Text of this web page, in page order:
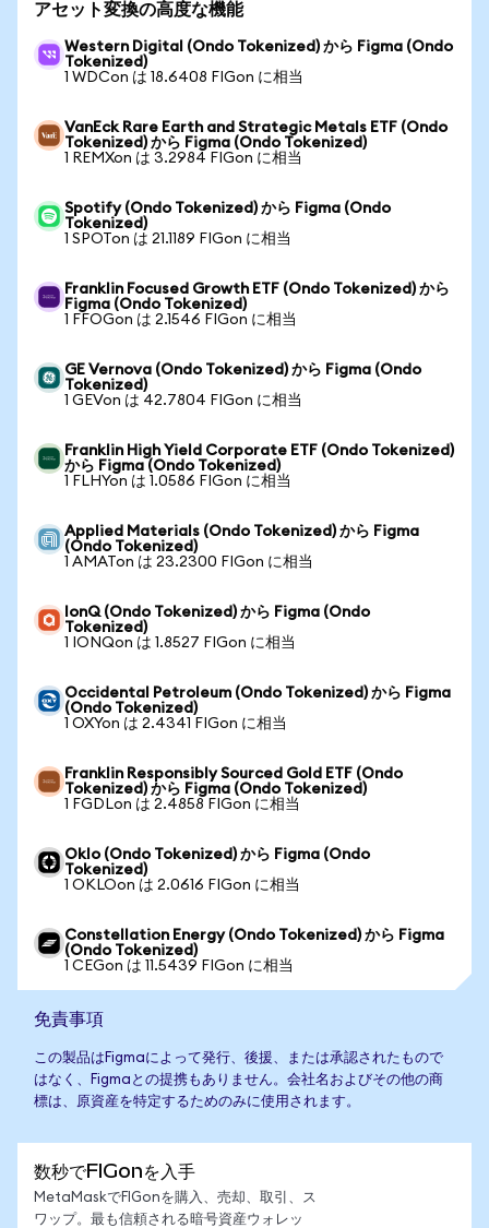
アセット変換の高度な機能
Western Digital (Ondo Tokenized) から Figma (Ondo
Tokenized)
1 WDCon は 18.6408 FIGon に相当
VanEck Rare Earth and Strategic Metals ETF (Ondo
Tokenized) から Figma (Ondo Tokenized)
1 REMXon は 3.2984 FIGon に相当
Spotify (Ondo Tokenized) から Figma (Ondo
Tokenized)
1 SPOTon は 21.1189 FIGon に相当
Franklin Focused Growth ETF (Ondo Tokenized) から
Figma (Ondo Tokenized)
1 FFOGon は 2.1546 FIGon に相当
GE Vernova (Ondo Tokenized) から Figma (Ondo
Tokenized)
1 GEVon は 42.7804 FIGon に相当
Franklin High Yield Corporate ETF (Ondo Tokenized)
から Figma (Ondo Tokenized)
1 FLHYon は 1.0586 FIGon に相当
Applied Materials (Ondo Tokenized) から Figma
(Ondo Tokenized)
1 AMATon は 23.2300 FIGon に相当
IonQ (Ondo Tokenized) から Figma (Ondo
Tokenized)
1 IONQon は 1.8527 FIGon に相当
Occidental Petroleum (Ondo Tokenized) から Figma
(Ondo Tokenized)
1 OXYon は 2.4341 FIGon に相当
Franklin Responsibly Sourced Gold ETF (Ondo
Tokenized) から Figma (Ondo Tokenized)
1 FGDLon は 2.4858 FIGon に相当
Oklo (Ondo Tokenized) から Figma (Ondo
Tokenized)
1 OKLOon は 2.0616 FIGon に相当
Constellation Energy (Ondo Tokenized) から Figma
(Ondo Tokenized)
1 CEGon は 11.5439 FIGon に相当
免責事項
この製品はFigmaによって発行、後援、または承認されたもので
はなく、Figmaとの提携もありません。会社名およびその他の商
標は、原資産を特定するためのみに使用されます。
数秒でFIGonを入手
MetaMaskでFIGonを購入、売却、取引、ス
ワップ。最も信頼される暗号資産ウォレッ